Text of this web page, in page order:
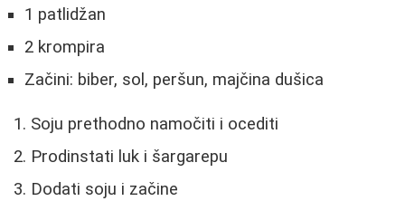
1 patlidžan
2 krompira
Začini: biber, sol, peršun, majčina dušica
Soju prethodno namočiti i ocediti
Prodinstati luk i šargarepu
Dodati soju i začine